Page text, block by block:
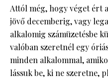
Attól még, hogy véget ért
jövő decemberig, vagy
alkalomig számüzetésbe
valóban szeretnél egy
minden alkalommal,
lássuk be, ki ne szeretne,